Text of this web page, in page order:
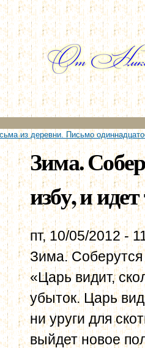
из деревни. Письмо
Зима.
избу, и
пт, 10/05/2012 -
Зима. Соберутся
«Царь видит,
убыток. Царь
ни уруги для
выйдет новое